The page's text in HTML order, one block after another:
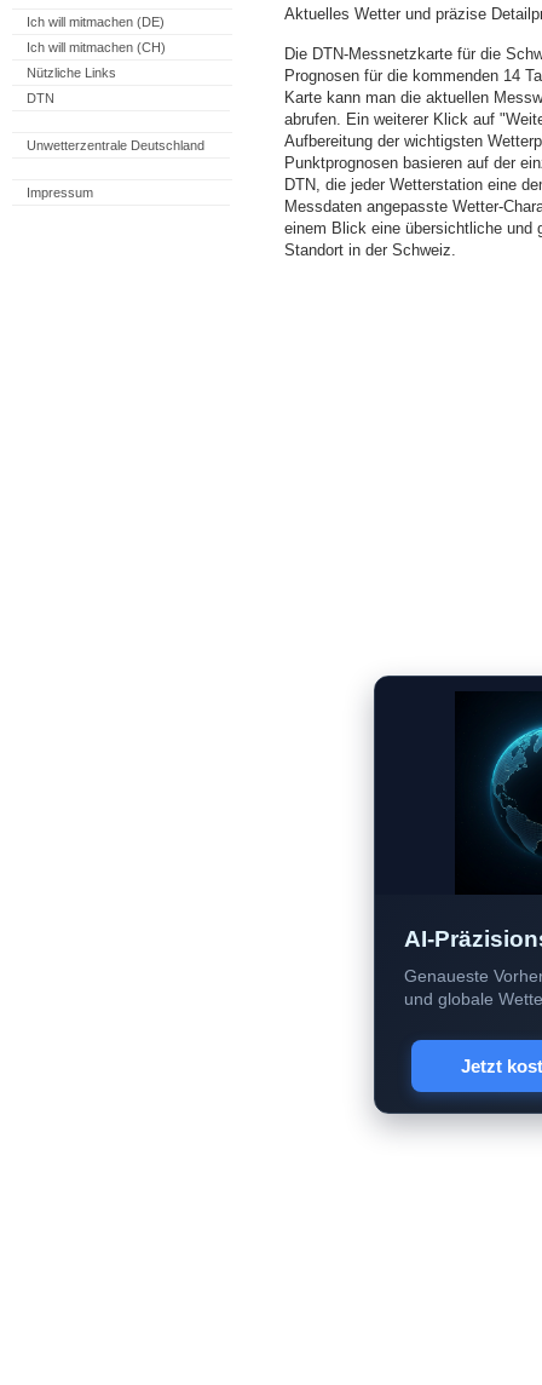
Ich will mitmachen (DE)
Ich will mitmachen (CH)
Nützliche Links
DTN
Unwetterzentrale Deutschland
Impressum
Aktuelles Wetter und präzise
Die DTN-Messnetzkarte für die
Prognosen für die kommenden 14
Karte kann man die aktuellen
abrufen. Ein weiterer Klick auf
Aufbereitung der wichtigsten
Punktprognosen basieren auf der
DTN, die jeder Wetterstation eine
Messdaten angepasste Wetter-
einem Blick eine übersichtliche und
Standort in der Schweiz.
AI-
Genaueste
und globale
Jetzt